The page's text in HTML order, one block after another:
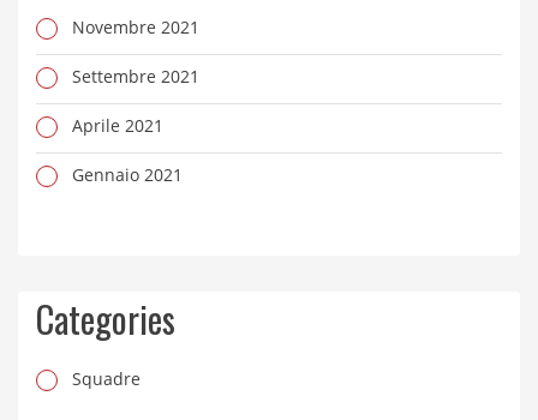
Novembre 2021
Settembre 2021
Aprile 2021
Gennaio 2021
Categories
Squadre